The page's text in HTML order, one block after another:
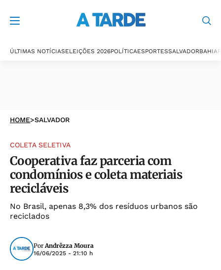
ÚLTIMAS NOTÍCIASELEIÇÕES 2026POLÍTICAESPORTESSALVADORBAHIA
HOME>SALVADOR
COLETA SELETIVA
Cooperativa faz parceria com
condomínios e coleta materiais
recicláveis
No Brasil, apenas 8,3% dos resíduos urbanos são
reciclados
PorAndrêzza Moura
16/06/2025 - 21:10 h